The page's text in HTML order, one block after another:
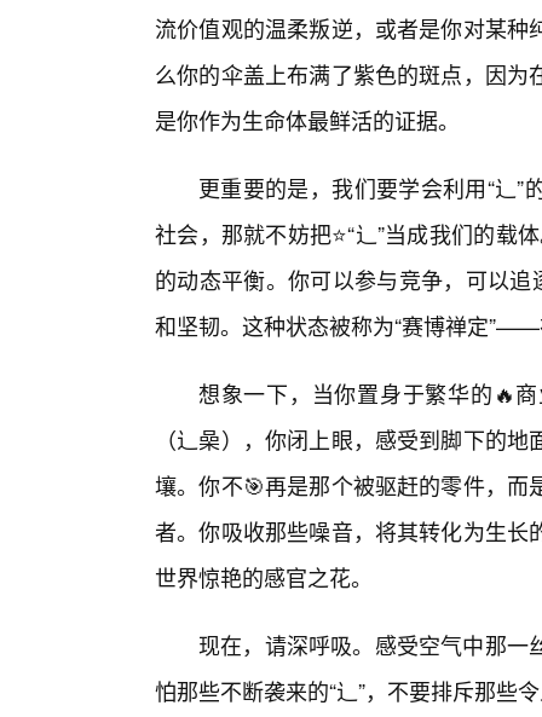
流价值观的温柔叛逆，或者是你对某
么你的伞盖上布满了紫色的斑点，因
是你作为生命体最鲜活的证据。
更重要的是，我们要学会利用“辶
社会，那就不妨把⭐“辶”当成我们的载
的动态平衡。你可以参与竞争，可以
和坚韧。这种状态被称为“赛博禅定
想象一下，当你置身于繁华的🔥
（辶喿），你闭上眼，感受到脚下的
壤。你不🎯再是那个被驱赶的零件，
者。你吸收那些噪音，将其转化为生
世界惊艳的感官之花。
现在，请深呼吸。感受空气中那一
怕那些不断袭来的“辶”，不要排斥那些